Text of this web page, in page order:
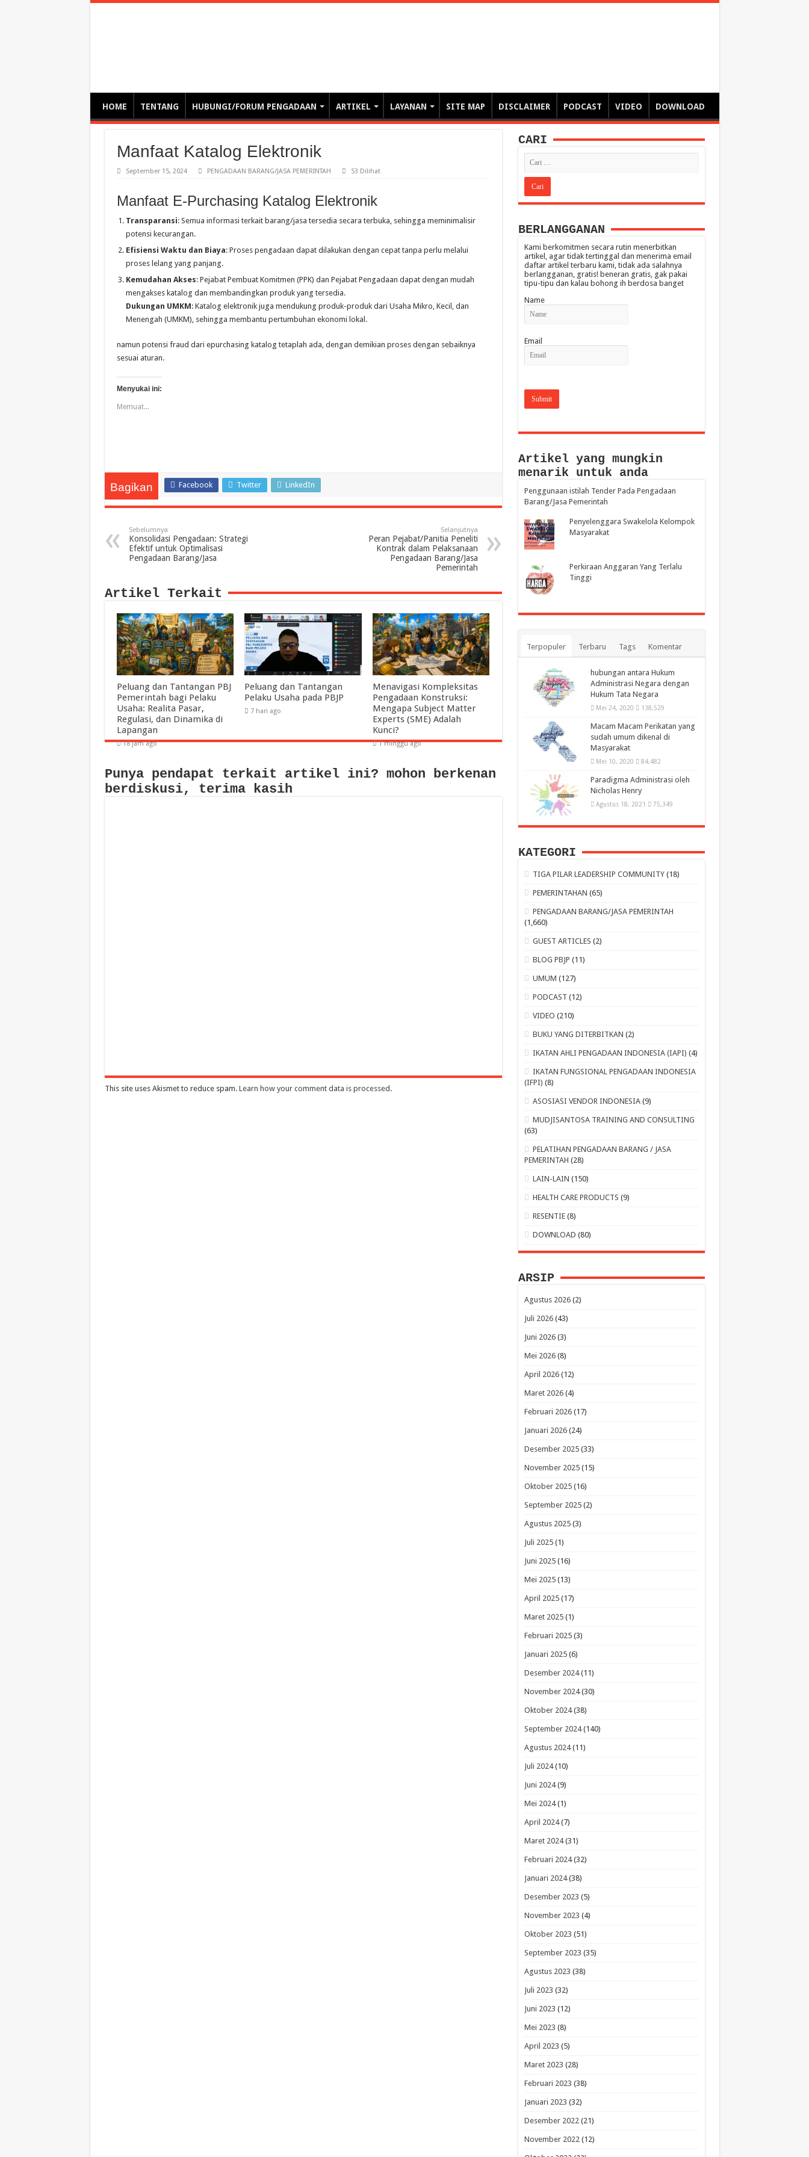
HOME TENTANG HUBUNGI/FORUM PENGADAAN ARTIKEL LAYANAN SITE MAP DISCLAIMER PODCAST VIDEO DOWNLOAD
Manfaat Katalog Elektronik
September 15, 2024 PENGADAAN BARANG/JASA PEMERINTAH 53 Dilihat
Manfaat E-Purchasing Katalog Elektronik
Transparansi: Semua informasi terkait barang/jasa tersedia secara terbuka, sehingga meminimalisir
potensi kecurangan.
Efisiensi Waktu dan Biaya: Proses pengadaan dapat dilakukan dengan cepat tanpa perlu melalui
proses lelang yang panjang.
Kemudahan Akses: Pejabat Pembuat Komitmen (PPK) dan Pejabat Pengadaan dapat dengan mudah
mengakses katalog dan membandingkan produk yang tersedia.
Dukungan UMKM: Katalog elektronik juga mendukung produk-produk dari Usaha Mikro, Kecil, dan
Menengah (UMKM), sehingga membantu pertumbuhan ekonomi lokal.
namun potensi fraud dari epurchasing katalog tetaplah ada, dengan demikian proses dengan sebaiknya
sesuai aturan.
Menyukai ini:
Memuat...
Bagikan Facebook Twitter LinkedIn
Sebelumnya
Konsolidasi Pengadaan: Strategi
Efektif untuk Optimalisasi
Pengadaan Barang/Jasa
Selanjutnya
Peran Pejabat/Panitia Peneliti
Kontrak dalam Pelaksanaan
Pengadaan Barang/Jasa
Pemerintah
Artikel Terkait
Peluang dan Tantangan PBJ
Pemerintah bagi Pelaku
Usaha: Realita Pasar,
Regulasi, dan Dinamika di
Lapangan
18 jam ago
Peluang dan Tantangan
Pelaku Usaha pada PBJP
7 hari ago
Menavigasi Kompleksitas
Pengadaan Konstruksi:
Mengapa Subject Matter
Experts (SME) Adalah
Kunci?
1 minggu ago
Punya pendapat terkait artikel ini? mohon berkenan
berdiskusi, terima kasih
This site uses Akismet to reduce spam. Learn how your comment data is processed .
CARI
BERLANGGANAN
Kami berkomitmen secara rutin menerbitkan
artikel, agar tidak tertinggal dan menerima email
daftar artikel terbaru kami, tidak ada salahnya
berlangganan, gratis! beneran gratis, gak pakai
tipu-tipu dan kalau bohong ih berdosa banget
Name
Email
Artikel yang mungkin
menarik untuk anda
Penggunaan istilah Tender Pada Pengadaan
Barang/Jasa Pemerintah
Penyelenggara Swakelola Kelompok
Masyarakat
Perkiraan Anggaran Yang Terlalu
Tinggi
Terpopuler Terbaru Tags Komentar
hubungan antara Hukum
Administrasi Negara dengan
Hukum Tata Negara
Mei 24, 2020 138,529
Macam Macam Perikatan yang
sudah umum dikenal di
Masyarakat
Mei 10, 2020 84,482
Paradigma Administrasi oleh
Nicholas Henry
Agustus 18, 2021 75,349
KATEGORI
TIGA PILAR LEADERSHIP COMMUNITY (18)
PEMERINTAHAN (65)
PENGADAAN BARANG/JASA PEMERINTAH
(1,660)
GUEST ARTICLES (2)
BLOG PBJP (11)
UMUM (127)
PODCAST (12)
VIDEO (210)
BUKU YANG DITERBITKAN (2)
IKATAN AHLI PENGADAAN INDONESIA (IAPI) (4)
IKATAN FUNGSIONAL PENGADAAN INDONESIA
(IFPI) (8)
ASOSIASI VENDOR INDONESIA (9)
MUDJISANTOSA TRAINING AND CONSULTING
(63)
PELATIHAN PENGADAAN BARANG / JASA
PEMERINTAH (28)
LAIN-LAIN (150)
HEALTH CARE PRODUCTS (9)
RESENTIE (8)
DOWNLOAD (80)
ARSIP
Agustus 2026(2)
Juli 2026(43)
Juni 2026(3)
Mei 2026(8)
April 2026(12)
Maret 2026(4)
Februari 2026(17)
Januari 2026(24)
Desember 2025(33)
November 2025(15)
Oktober 2025(16)
September 2025(2)
Agustus 2025(3)
Juli 2025(1)
Juni 2025(16)
Mei 2025(13)
April 2025(17)
Maret 2025(1)
Februari 2025(3)
Januari 2025(6)
Desember 2024(11)
November 2024(30)
Oktober 2024(38)
September 2024(140)
Agustus 2024(11)
Juli 2024(10)
Juni 2024(9)
Mei 2024(1)
April 2024(7)
Maret 2024(31)
Februari 2024(32)
Januari 2024(38)
Desember 2023 (5)
November 2023 (4)
Oktober 2023 (51)
September 2023 (35)
Agustus 2023 (38)
Juli 2023 (32)
Juni 2023 (12)
Mei 2023 (8)
April 2023 (5)
Maret 2023 (28)
Februari 2023 (38)
Januari 2023 (32)
Desember 2022(21)
November 2022(12)